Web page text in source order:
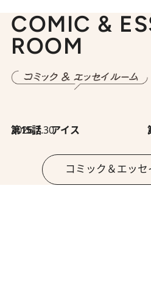
COMIC &
ROOM
2026.7.30
第15話 アイス
コミック＆エッセ